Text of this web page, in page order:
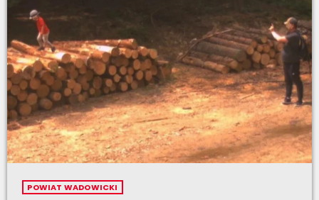
POWIAT WADOWICKI